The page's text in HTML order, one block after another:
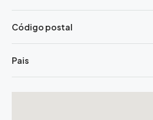
Código postal
Pais